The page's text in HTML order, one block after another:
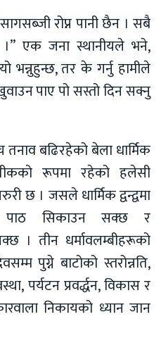
रोप्न पानी छैन । सबै
।” एक जना स्थानीयले भने,
भन्नुहुन्छ, तर के गर्नु हामीले
पाए पो सस्तो दिन सक्नु
तनाव बढिरहेको बेला धार्मिक
रूपमा रहेको हलेसी
छ । जसले धार्मिक द्वन्द्वमा
पाठ सिकाउन सक्छ र
। तीन धर्मावलम्बीहरूको
पुग्ने बाटोको स्तरोन्नति,
पर्यटन प्रवर्द्धन, विकास र
निकायको ध्यान जान